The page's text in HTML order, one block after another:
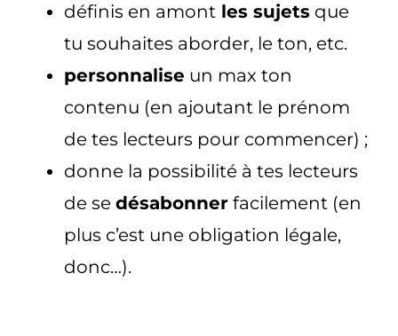
définis en amont les sujets que
tu souhaites aborder, le ton, etc.
personnalise un max ton
contenu (en ajoutant le prénom
de tes lecteurs pour commencer) ;
donne la possibilité à tes lecteurs
de sedésabonner facilement (en
plus c’est une obligation légale,
donc…).